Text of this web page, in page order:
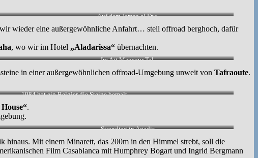
Auf dem Jemaa el Fna.
wieder eine außergewöhnliche Anfahrt… steil offroad berghoch, dafür
, wo wir im Hotel „Aladarissa“ übernachten.
Im Ait Mansour Tal.
in einer außergewöhnlichen offroad-Umgebung unweit von Tafraoute.
1984 hat ein Belgier die Steine bemalt.
.
Strandtag in Agadir.
hinaus. Mit einem Minarett, das 200m in den Himmel strebt, soll die
Film Casablanca mit Humphrey Bogart und Ingrid Bergmann